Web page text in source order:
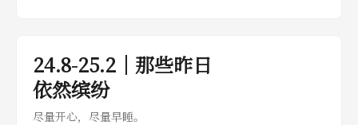
24.8-25.2｜那些昨日
依然缤纷
尽量开心，尽量早睡。